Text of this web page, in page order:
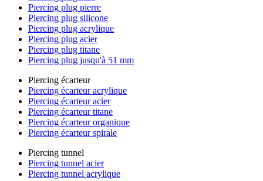
Piercing plug pierre
Piercing plug silicone
Piercing plug acrylique
Piercing plug acier
Piercing plug titane
Piercing plug jusqu'à 51 mm
Piercing écarteur
Piercing écarteur acrylique
Piercing écarteur acier
Piercing écarteur titane
Piercing écarteur organique
Piercing écarteur spirale
Piercing tunnel
Piercing tunnel acier
Piercing tunnel acrylique